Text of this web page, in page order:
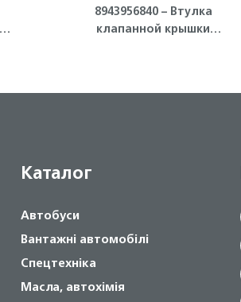
8943956840 – Втулка
клапанной крышки
Каталог
Автобуси
Вантажні автомобілі
Спецтехніка
Масла, автохімія